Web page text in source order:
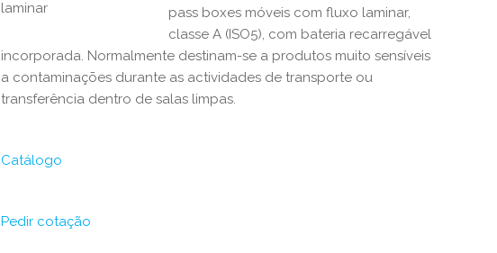
pass boxes móveis com fluxo laminar,
classe A (ISO5), com bateria recarregável
incorporada. Normalmente destinam-se a produtos muito sensíveis
a contaminações durante as actividades de transporte ou
transferência dentro de salas limpas.
Catálogo
Pedir cotação